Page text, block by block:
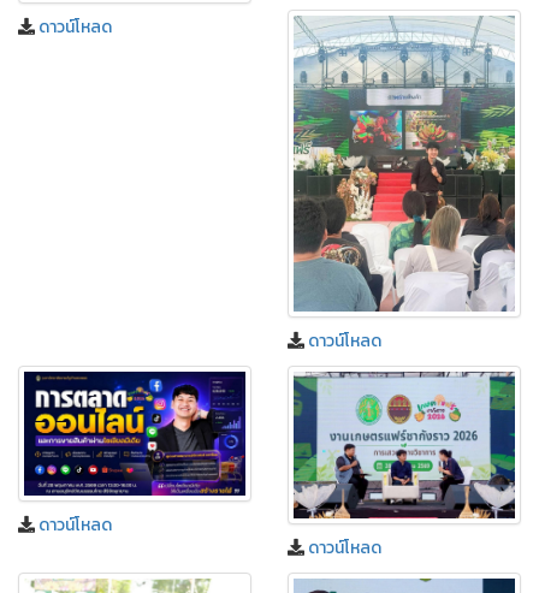
ดาวน์โหลด
ดาวน์โหลด
ดาวน์โหลด
ดาวน์โหลด